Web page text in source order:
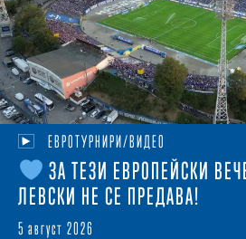
ЕВРОТУРНИРИ/ВИДЕО
ЗА ТЕЗИ ЕВРОПЕЙСКИ
ЛЕВСКИ НЕ СЕ ПРЕДАВА!
5 август 2026